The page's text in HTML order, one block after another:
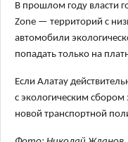
В прошлом году власти
Zone — территорий с
автомобили
попадать только на
Если Алатау
с экологическим сбором
новой транспортной